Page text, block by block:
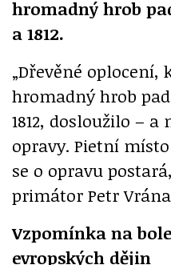
hromadný hrob
a 1812.
„Dřevěné oplocení,
hromadný hrob
1812, dosloužilo –
opravy. Pietní
se o opravu
primátor Petr
Vzpomínka na
evropských dějin